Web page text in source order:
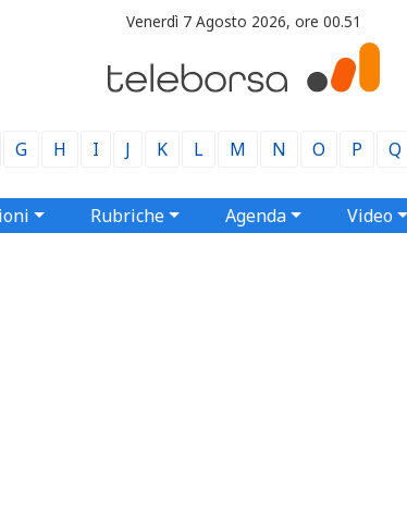
Venerdì 7 Agosto 2026, ore 00.51
G H I J K L M N O P Q
Rubriche Agenda Video